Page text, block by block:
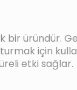
bir üründür.
için
etki sağlar.